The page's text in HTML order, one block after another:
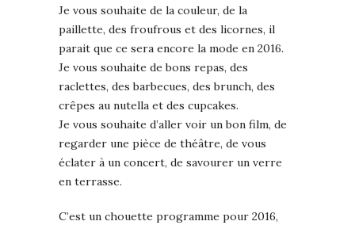
Je vous souhaite de la couleur, de la
paillette, des froufrous et des licornes, il
parait que ce sera encore la mode en 2016.
Je vous souhaite de bons repas, des
raclettes, des barbecues, des brunch, des
crêpes au nutella et des cupcakes.
Je vous souhaite d’aller voir un bon film, de
regarder une pièce de théâtre, de vous
éclater à un concert, de savourer un verre
en terrasse.
C’est un chouette programme pour 2016,